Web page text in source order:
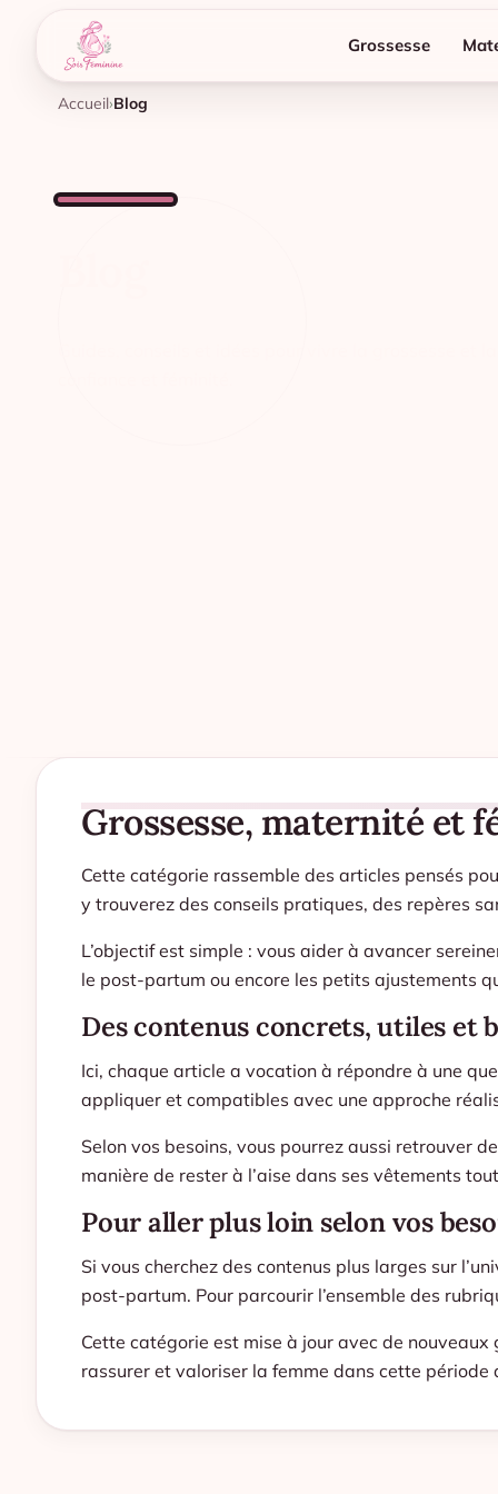
Grossesse
Accueil Blog
Grossesse, maternité et
Cette catégorie rassemble des articles pensés
y trouverez des conseils pratiques, des repères
L’objectif est simple : vous aider à avancer
le post-partum ou encore les petits ajustements
Des contenus concrets, utiles et
Ici, chaque article a vocation à répondre à une
appliquer et compatibles avec une approche
Selon vos besoins, vous pourrez aussi retrouver
manière de rester à l’aise dans ses vêtements
Pour aller plus loin selon vos
Si vous cherchez des contenus plus larges sur
post-partum. Pour parcourir l’ensemble des
Cette catégorie est mise à jour avec de
rassurer et valoriser la femme dans cette période